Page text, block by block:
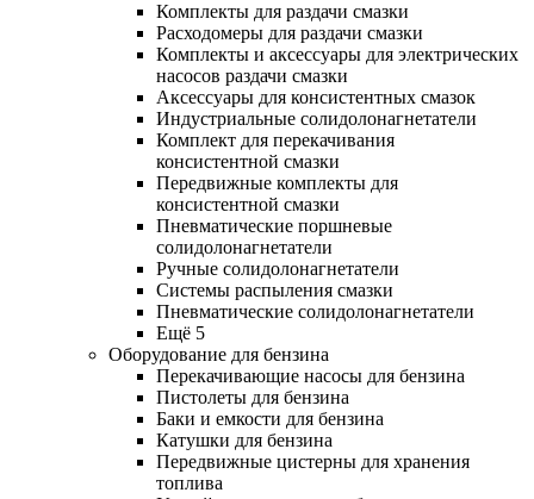
Комплекты для раздачи смазки
Расходомеры для раздачи смазки
Комплекты и аксессуары для электрических
насосов раздачи смазки
Аксессуары для консистентных смазок
Индустриальные солидолонагнетатели
Комплект для перекачивания
консистентной смазки
Передвижные комплекты для
консистентной смазки
Пневматические поршневые
солидолонагнетатели
Ручные солидолонагнетатели
Системы распыления смазки
Пневматические солидолонагнетатели
Ещё 5
Оборудование для бензина
Перекачивающие насосы для бензина
Пистолеты для бензина
Баки и емкости для бензина
Катушки для бензина
Передвижные цистерны для хранения
топлива